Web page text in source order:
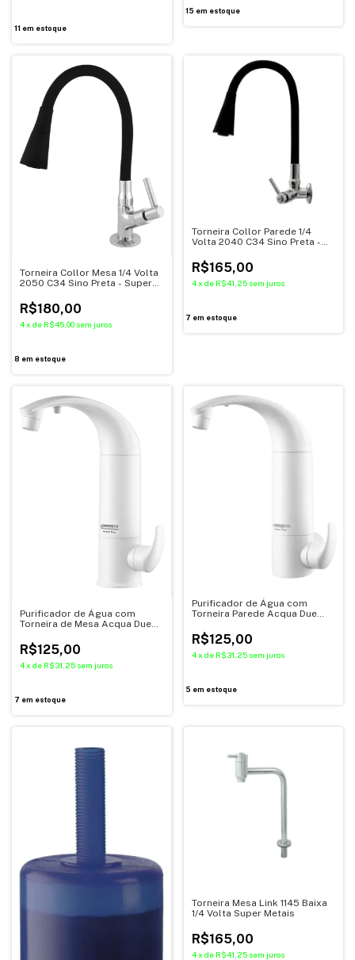
11 em estoque
15 em estoque
Torneira Collor Mesa 1/4 Volta
2050 C34 Sino Preta - Super
R$180,00
4x de R$45,00 sem juros
8 em estoque
Torneira Collor Parede 1/4
Volta 2040 C34 Sino Preta -
R$165,00
4 x de R$41,25 sem juros
7 em estoque
Purificador de Água com
Torneira de Mesa Acqua Due
R$125,00
4x de R$31,25 sem juros
7 em estoque
Purificador de Água com
Torneira Parede Acqua Due
R$125,00
4 x de R$31,25 sem juros
5 em estoque
Torneira Mesa Link 1145 Baixa
1/4 Volta Super Metais
R$165,00
4 x de R$41,25 sem juros